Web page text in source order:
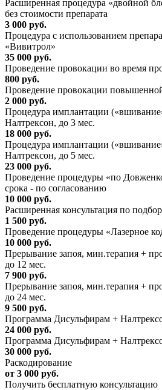
Расширенная процедура «двойной
без стоимости препарата
3 000 руб.
Процедура с использованием
«Вивитрол»
35 000 руб.
Проведение провокации во время
800 руб.
Проведение провокации
2 000 руб.
Процедура имплантации
Налтрексон, до 3 мес.
18 000 руб.
Процедура имплантации
Налтрексон, до 5 мес.
23 000 руб.
Проведение процедуры «по
срока - по согласованию
10 000 руб.
Расширенная консультация по
1 500 руб.
Проведение процедуры «Лазерное
10 000 руб.
Прерывание запоя, мин.терапия +
до 12 мес.
7 900 руб.
Прерывание запоя, мин.терапия +
до 24 мес.
9 500 руб.
Программа Дисульфирам +
24 000 руб.
Программа Дисульфирам +
30 000 руб.
Раскодирование
от 3 000 руб.
Получить бесплатную консультацию